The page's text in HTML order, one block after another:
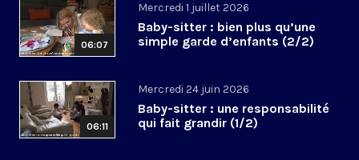
06:07
Mercredi 1 juillet 2026
Baby-sitter : bien plus qu’une
simple garde d’enfants (2/2)
06:11
Mercredi 24 juin 2026
Baby-sitter : une responsabilité
qui fait grandir (1/2)